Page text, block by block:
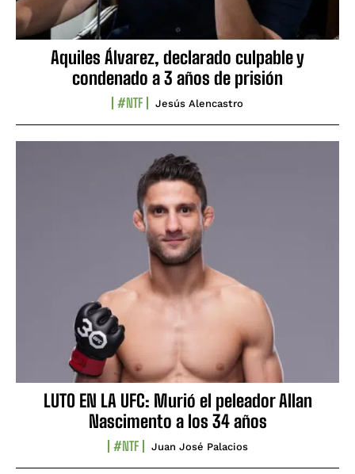
Aquiles Álvarez, declarado culpable y
condenado a 3 años de prisión
#NTF Jesús Alencastro
LUTO EN LA UFC: Murió el peleador Allan
Nascimento a los 34 años
#NTF Juan José Palacios